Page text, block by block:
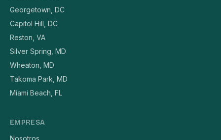
Georgetown, DC
Capitol Hill, DC
Reston, VA
Silver Spring, MD
Wheaton, MD
Takoma Park, MD
Miami Beach, FL
EMPRESA